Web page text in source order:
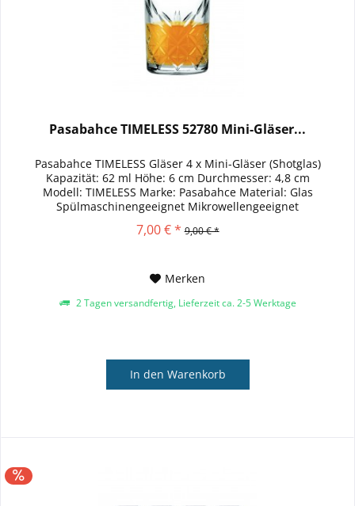
Pasabahce TIMELESS 52780 Mini-Gläser...
Pasabahce TIMELESS Gläser 4 x Mini-Gläser (Shotglas)
Kapazität: 62 ml Höhe: 6 cm Durchmesser: 4,8 cm
Modell: TIMELESS Marke: Pasabahce Material: Glas
Spülmaschinengeeignet Mikrowellengeeignet
7,00 € * 9,00 € *
Merken
2 Tagen versandfertig, Lieferzeit ca. 2-5 Werktage
In den Warenkorb